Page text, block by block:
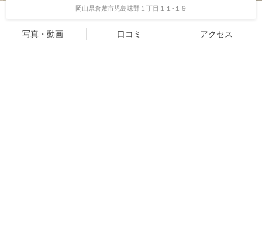
岡山県倉敷市児島味野１丁目１１-１９
写真・動画 口コミ アクセス